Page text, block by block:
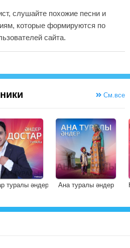
слушайте похожие песни и
которые формируются по
сайта.
См.все
туралы әндер Ана туралы әндер